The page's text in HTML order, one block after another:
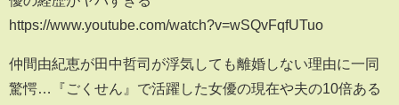
https://www.youtube.com/watch?v=wSQvFqfUTuo
仲間由紀恵が田中哲司が浮気しても離婚しない理由に一同
驚愕…『ごくせん』で活躍した女優の現在や夫の10倍ある